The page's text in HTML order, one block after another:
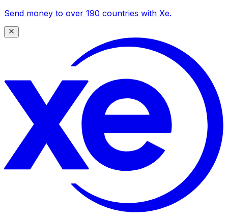
Send money to over 190 countries with Xe.